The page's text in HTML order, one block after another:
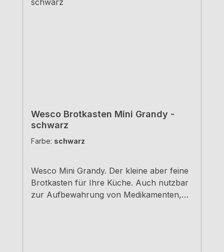
Wesco Brotkasten Mini Grandy -
schwarz
Farbe: schwarz
Wesco Mini Grandy. Der kleine aber feine
Brotkasten für Ihre Küche. Auch nutzbar
zur Aufbewahrung von Medikamenten,